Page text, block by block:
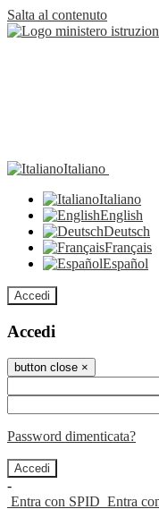
Salta al contenuto
Italiano
Italiano
English
Deutsch
Français
Español
Accedi
Accedi
button close ×
Password dimenticata?
-
Entra con SPID Entra